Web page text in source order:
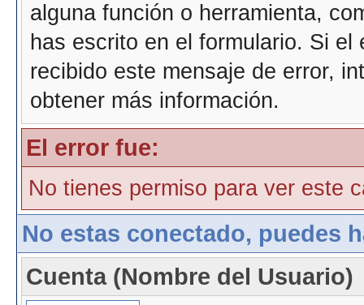
alguna función o herramienta,
has escrito en el formulario. Si
recibido este mensaje de error,
obtener más información.
El error fue:
No tienes permiso para ver este
No estas conectado, puedes
Cuenta (Nombre del Usuario)